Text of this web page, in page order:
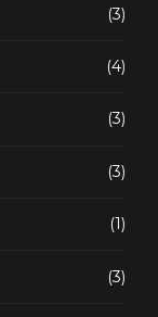
(3)
(4)
(3)
(3)
(1)
(3)